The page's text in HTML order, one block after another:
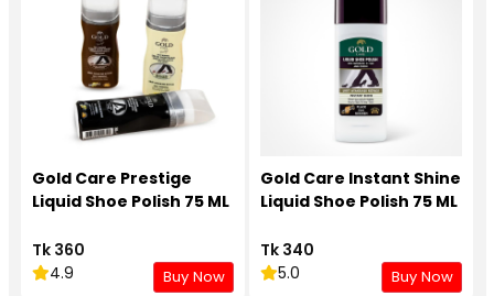
Gold Care Prestige
Liquid Shoe Polish 75 ML
Tk 360
4.9
Buy Now
Gold Care Instant Shine
Liquid Shoe Polish 75 ML
Tk 340
5.0
Buy Now